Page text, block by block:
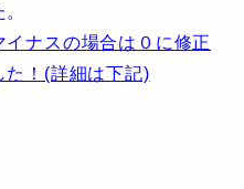
ナスの場合は０に修正
た！(詳細は下記)